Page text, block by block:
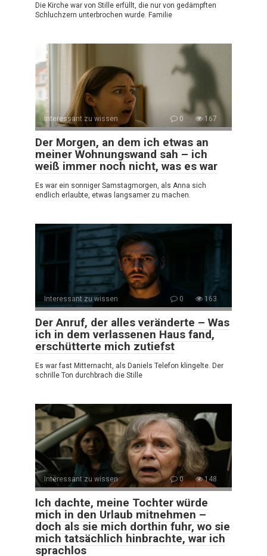
Die Kirche war von Stille erfüllt, die nur von gedämpften
Schluchzern unterbrochen wurde. Familie
Interessant zu wissen 0 167
Der Morgen, an dem ich etwas an
meiner Wohnungswand sah – ich
weiß immer noch nicht, was es war
Es war ein sonniger Samstagmorgen, als Anna sich
endlich erlaubte, etwas langsamer zu machen.
Interessant zu wissen 0 163
Der Anruf, der alles veränderte – Was
ich in dem verlassenen Haus fand,
erschütterte mich zutiefst
Es war fast Mitternacht, als Daniels Telefon klingelte. Der
schrille Ton durchbrach die Stille
Interessant zu wissen 0 148
Ich dachte, meine Tochter würde
mich in den Urlaub mitnehmen –
doch als sie mich dorthin fuhr, wo sie
mich tatsächlich hinbrachte, war ich
sprachlos